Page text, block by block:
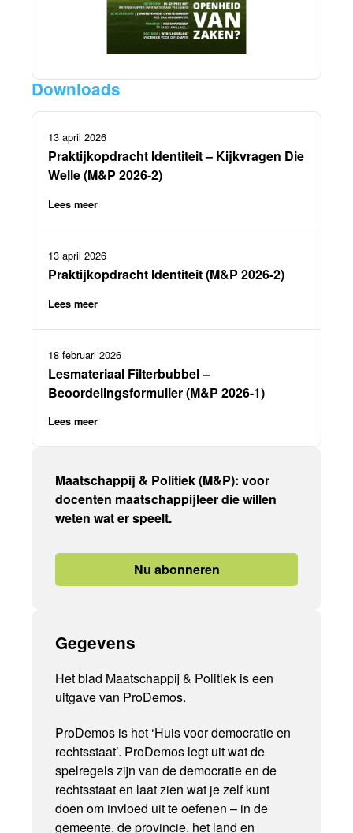
Downloads
13 april 2026
Praktijkopdracht Identiteit – Kijkvragen Die
Welle (M&P 2026-2)
Lees meer
13 april 2026
Praktijkopdracht Identiteit (M&P 2026-2)
Lees meer
18 februari 2026
Lesmateriaal Filterbubbel –
Beoordelingsformulier (M&P 2026-1)
Lees meer
Maatschappij & Politiek (M&P): voor
docenten maatschappijleer die willen
weten wat er speelt.
Nu abonneren
Gegevens
Het blad Maatschappij & Politiek is een
uitgave van ProDemos.
ProDemos is het ‘Huis voor democratie en
rechtsstaat’. ProDemos legt uit wat de
spelregels zijn van de democratie en de
rechtsstaat en laat zien wat je zelf kunt
doen om invloed uit te oefenen – in de
gemeente, de provincie, het land en